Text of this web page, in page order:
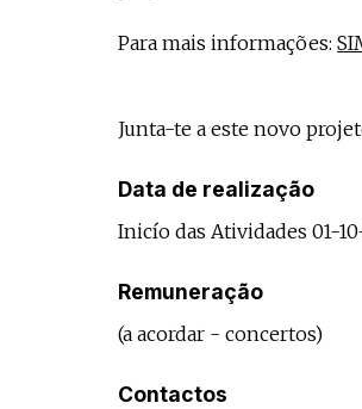
Para mais informações:
Junta-te a este novo
Data de realização
Inicío das Atividades 01-
Remuneração
(a acordar - concertos)
Contactos